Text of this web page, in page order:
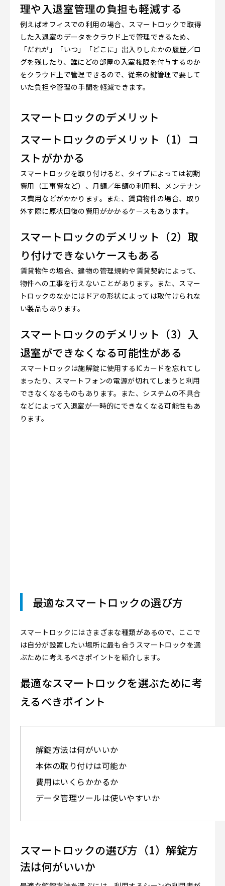
理や入退室管理の負担も軽減する
例えばオフィスでの利用の場合、スマートロックで取得
した入退室のデータをクラウド上で管理できるため、
「だれが」「いつ」「どこに」出入りしたかの履歴／ロ
グを残したり、誰にどの部屋の入室権限を付与するのか
をクラウド上で管理できるので、従来の鍵管理で要して
いた負担や管理の手間を軽減できます。
スマートロックのデメリット
スマートロックのデメリット（1）コ
ストがかかる
スマートロックを取り付けると、タイプによっては初期
費用（工事費など）、月額／年額の利用料、メンテナン
ス費用などがかかります。また、賃貸物件の場合、取り
外す際に原状回復の費用がかかるケースもあります。
スマートロックのデメリット（2）取
り付けできないケースもある
賃貸物件の場合、建物の管理規約や賃貸契約によって、
物件への工事を行えないことがあります。また、スマー
トロックのなかにはドアの形状によっては取付けられな
い製品もあります。
スマートロックのデメリット（3）入
退室ができなくなる可能性がある
スマートロックは施解錠に使用するICカードを忘れてし
まったり、スマートフォンの電源が切れてしまうと利用
できなくなるものもあります。また、システムの不具合
などによって入退室が一時的にできなくなる可能性もあ
ります。
最適なスマートロックの選び方
スマートロックにはさまざまな種類があるので、ここで
は自分が設置したい場所に最も合うスマートロックを選
ぶために考えるべきポイントを紹介します。
最適なスマートロックを選ぶために考
えるべきポイント
解錠方法は何がいいか
本体の取り付けは可能か
費用はいくらかかるか
データ管理ツールは使いやすいか
スマートロックの選び方（1）解錠方
法は何がいいか